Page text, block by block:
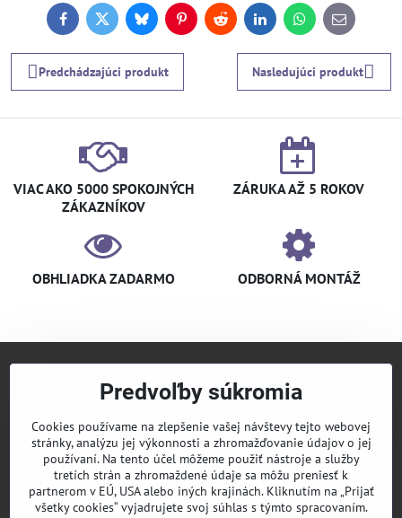
FacebookTwitterBlueskyPinterestReddit LinkedInWhatsApp
E-
mail
Predchádzajúci produkt Nasledujúci produkt
VIAC AKO 5000 SPOKOJNÝCH
ZÁKAZNÍKOV
ZÁRUKA AŽ 5 ROKOV
OBHLIADKA ZADARMO ODBORNÁ MONTÁŽ
KLIMANIAK Pridajte sa k nám
Sledujte nás
Predvoľby súkromia
Cookies používame na zlepšenie vašej návštevy tejto webovej
stránky, analýzu jej výkonnosti a zhromažďovanie údajov o jej
používaní. Na tento účel môžeme použiť nástroje a služby
tretích strán a zhromaždené údaje sa môžu preniesť k
partnerom v EÚ, USA alebo iných krajinách. Kliknutím na „Prijať
všetky cookies“ vyjadrujete svoj súhlas s týmto spracovaním.